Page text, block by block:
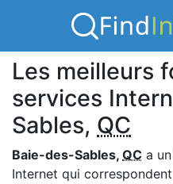
Les meilleurs
services
Sables, QC
Baie-des-Sables, QC a
Internet qui